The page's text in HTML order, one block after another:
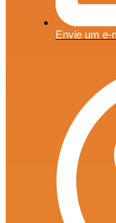
Envie um e-